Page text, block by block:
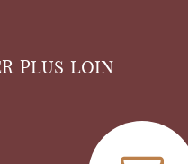
plus loin